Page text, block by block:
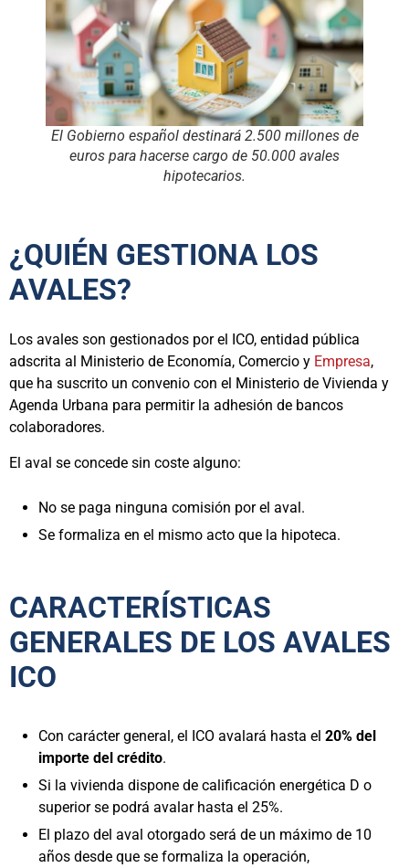
El Gobierno español destinará 2.500 millones de
euros para hacerse cargo de 50.000 avales
hipotecarios.
¿QUIÉN GESTIONA LOS
AVALES?
Los avales son gestionados por el ICO, entidad pública
adscrita al Ministerio de Economía, Comercio y Empresa,
que ha suscrito un convenio con el Ministerio de Vivienda y
Agenda Urbana para permitir la adhesión de bancos
colaboradores.
El aval se concede sin coste alguno:
No se paga ninguna comisión por el aval.
Se formaliza en el mismo acto que la hipoteca.
CARACTERÍSTICAS
GENERALES DE LOS AVALES
ICO
Con carácter general, el ICO avalará hasta el 20% del
importe del crédito.
Si la vivienda dispone de calificación energética D o
superior se podrá avalar hasta el 25%.
El plazo del aval otorgado será de un máximo de 10
años desde que se formaliza la operación,